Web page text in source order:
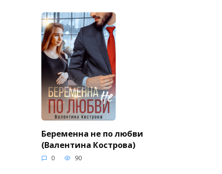
Беременна не по любви
(Валентина Кострова)
0 90